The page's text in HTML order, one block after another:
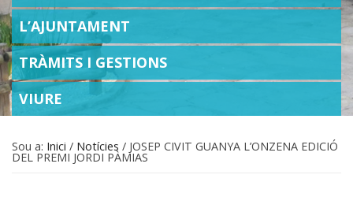
L’AJUNTAMENT
TRÀMITS I GESTIONS
VIURE
Sou a: Inici / Notícies / JOSEP CIVIT GUANYA L’ONZENA EDICIÓ
DEL PREMI JORDI PÀMIAS